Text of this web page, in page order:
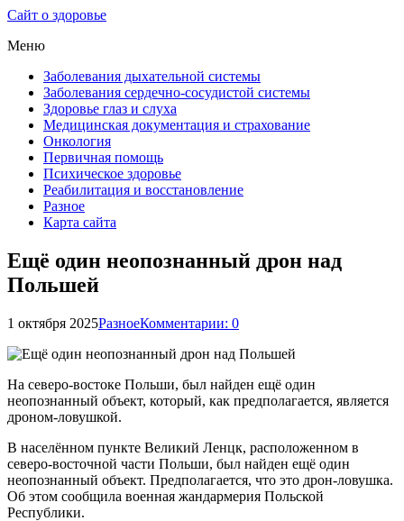
Сайт о здоровье
Меню
Заболевания дыхательной системы
Заболевания сердечно-сосудистой системы
Здоровье глаз и слуха
Медицинская документация и страхование
Онкология
Первичная помощь
Психическое здоровье
Реабилитация и восстановление
Разное
Карта сайта
Ещё один неопознанный дрон над
Польшей
1 октября 2025РазноеКомментарии: 0
На северо-востоке Польши, был найден ещё один
неопознанный объект, который, как предполагается, является
дроном-ловушкой.
В населённом пункте Великий Ленцк, расположенном в
северо-восточной части Польши, был найден ещё один
неопознанный объект. Предполагается, что это дрон-ловушка.
Об этом сообщила военная жандармерия Польской
Республики.